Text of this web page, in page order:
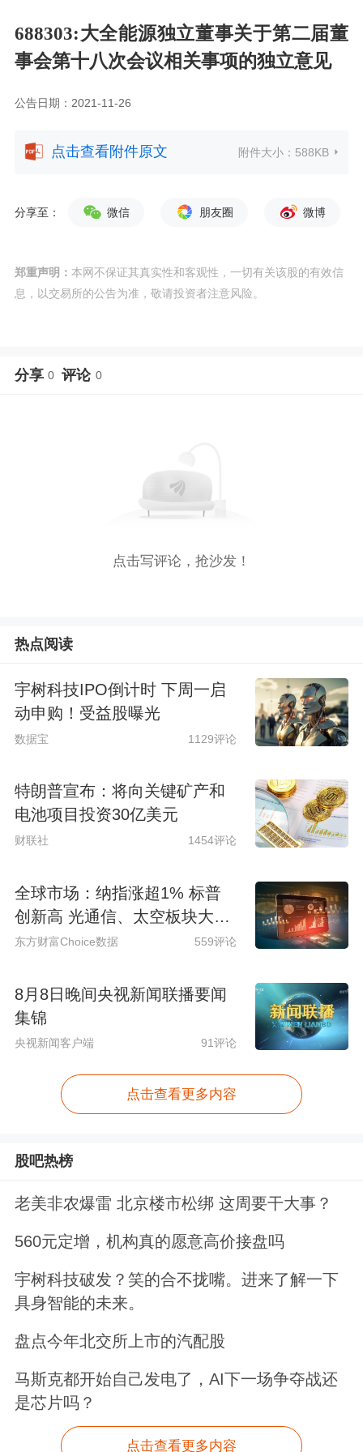
688303:大全能源独立董事关于第二届董
事会第十八次会议相关事项的独立意见
公告日期：2021-11-26
点击查看附件原文 附件大小： 588KB
分享至： 微信 朋友圈 微博
郑重声明： 本网不保证其真实性和客观性，一切有关该股的有效信
息，以交易所的公告为准，敬请投资者注意风险。
分享 0 评论 0
点击写评论，抢沙发！
热点阅读
宇树科技IPO倒计时 下周一启
动申购！受益股曝光
数据宝 1129评论
特朗普宣布：将向关键矿产和
电池项目投资30亿美元
财联社 1454评论
全球市场：纳指涨超1% 标普
创新高 光通信、太空板块大涨
SpaceX涨超15%
东方财富Choice数据 559评论
8月8日晚间央视新闻联播要闻
集锦
央视新闻客户端 91评论
点击查看更多内容
股吧热榜
老美非农爆雷 北京楼市松绑 这周要干大事？
560元定增，机构真的愿意高价接盘吗
宇树科技破发？笑的合不拢嘴。进来了解一下
具身智能的未来。
盘点今年北交所上市的汽配股
马斯克都开始自己发电了，AI下一场争夺战还
是芯片吗？
点击查看更多内容